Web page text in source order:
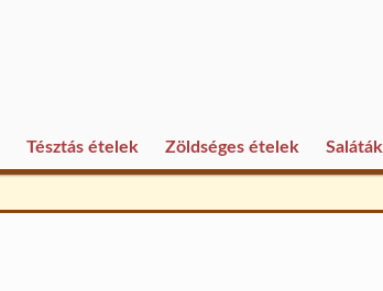
Tésztás ételek Zöldséges ételek Saláták